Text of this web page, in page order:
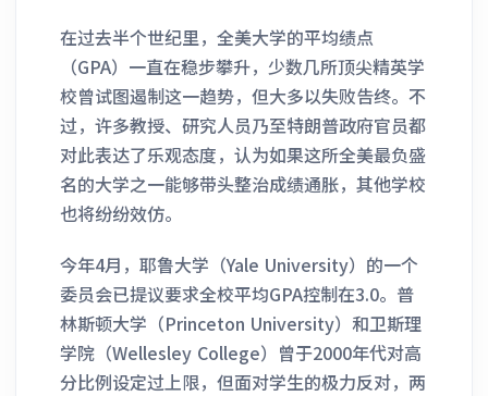
在过去半个世纪里，全美大学的平均绩点
（GPA）一直在稳步攀升，少数几所顶尖精英学
校曾试图遏制这一趋势，但大多以失败告终。不
过，许多教授、研究人员乃至特朗普政府官员都
对此表达了乐观态度，认为如果这所全美最负盛
名的大学之一能够带头整治成绩通胀，其他学校
也将纷纷效仿。
今年4月，耶鲁大学（Yale University）的一个
委员会已提议要求全校平均GPA控制在3.0。普
林斯顿大学（Princeton University）和卫斯理
学院（Wellesley College）曾于2000年代对高
分比例设定过上限，但面对学生的极力反对，两